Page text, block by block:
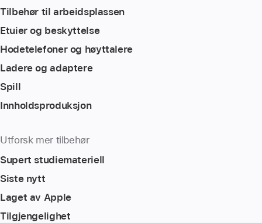
Tilbehør til arbeidsplassen
Etuier og beskyttelse
Hodetelefoner og høyttalere
Ladere og adaptere
Spill
Innholdsproduksjon
Utforsk mer tilbehør
Supert studiemateriell
Siste nytt
Laget av Apple
Tilgjengelighet